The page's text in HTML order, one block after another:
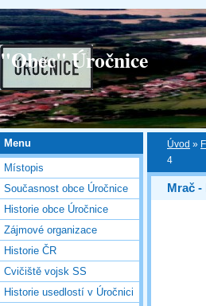
"Obec" Úročnice
Úvod »
4
Mrač -
Menu
Místopis
Současnost obce Úročnice
Historie obce Úročnice
Zájmové organizace
Historie ČR
Cvičiště vojsk SS
Historie usedlostí v Úročnici